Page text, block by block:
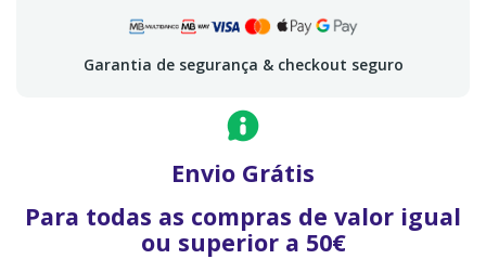
Garantia de segurança & checkout seguro
Envio Grátis
Para todas as compras de valor igual
ou superior a 50€